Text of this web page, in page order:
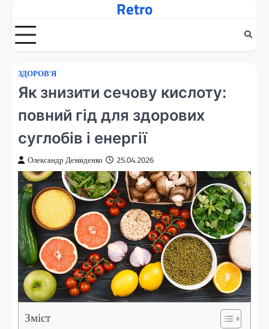
вмісту
Retro
ЗДОРОВ'Я
Як знизити сечову кислоту:
повний гід для здорових
суглобів і енергії
Олександр Демиденко 25.04.2026
Зміст